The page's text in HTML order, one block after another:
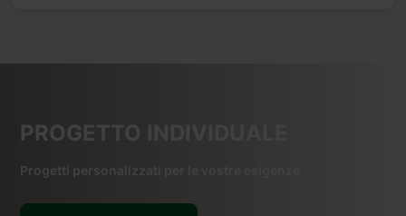
PROGETTO INDIVIDUALE
Progetti personalizzati per le vostre esigenze